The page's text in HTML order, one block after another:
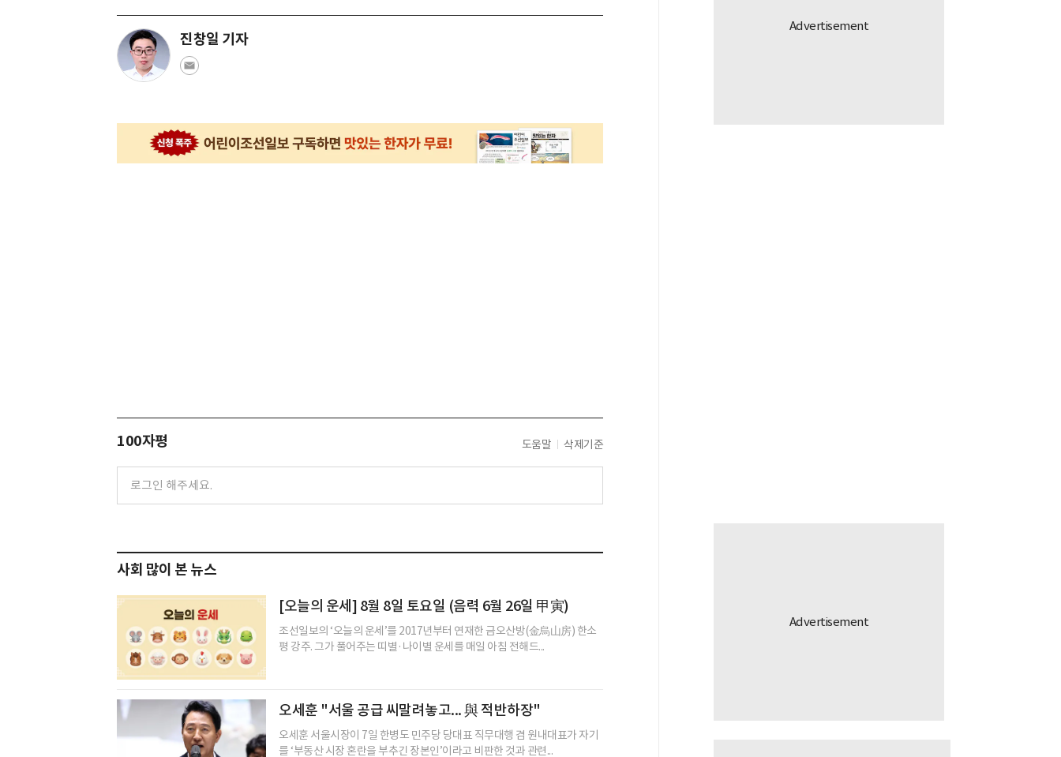
진창일 기자
100자평 도움말 삭제기준
사회 많이 본 뉴스
[오늘의 운세] 8월 8일 토요일 (음력 6월 26일 甲寅)
조선일보의 ‘오늘의 운세’를 2017년부터 연재한 금오산방(金烏山房) 한소
평 강주. 그가 풀어주는 띠별·나이별 운세를 매일 아침 전해드...
오세훈 "서울 공급 씨말려놓고... 與 적반하장"
오세훈 서울시장이 7일 한병도 민주당 당대표 직무대행 겸 원내대표가 자기
를 ‘부동산 시장 혼란을 부추긴 장본인’이라고 비판한 것과 관련...